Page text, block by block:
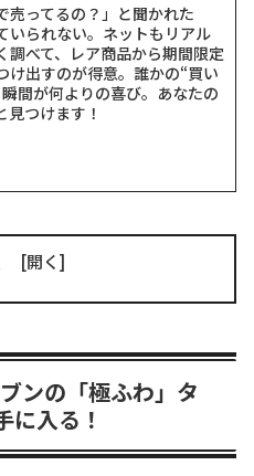
売ってるの？」と聞かれた
いられない。ネットもリアル
調べて、レア商品から期間限定
け出すのが得意。誰かの“買い
間が何よりの喜び。あなたの
見つけます！
ンの「極ふわ」タ
に入る！